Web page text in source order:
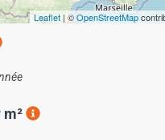
Leaflet | ©OpenStreetMap